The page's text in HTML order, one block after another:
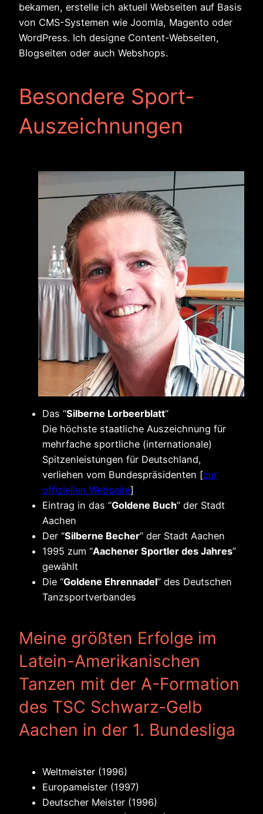
bekamen, erstelle ich aktuell Webseiten auf Basis
von CMS-Systemen wie Joomla, Magento oder
WordPress. Ich designe Content-Webseiten,
Blogseiten oder auch Webshops.
Besondere Sport-
Auszeichnungen
Das “Silberne Lorbeerblatt“
Die höchste staatliche Auszeichnung für
mehrfache sportliche (internationale)
Spitzenleistungen für Deutschland,
verliehen vom Bundespräsidenten [zur
offiziellen Webseite]
Eintrag in das “Goldene Buch” der Stadt
Aachen
Der “Silberne Becher” der Stadt Aachen
1995 zum “Aachener Sportler des Jahres”
gewählt
Die “Goldene Ehrennadel” des Deutschen
Tanzsportverbandes
Meine größten Erfolge im
Latein-Amerikanischen
Tanzen mit der A-Formation
des TSC Schwarz-Gelb
Aachen in der 1. Bundesliga
Weltmeister (1996)
Europameister (1997)
Deutscher Meister (1996)